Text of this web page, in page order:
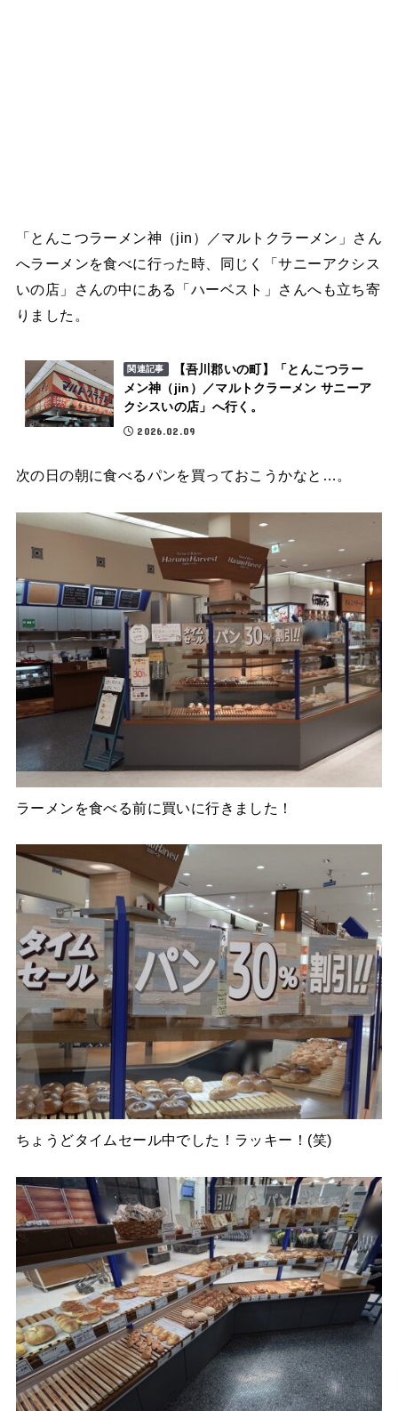
「とんこつラーメン神（jin）／マルトクラーメン」さん
へラーメンを食べに行った時、同じく「サニーアクシス
いの店」さんの中にある「ハーベスト」さんへも立ち寄
りました。
関連記事
【吾川郡いの町】「とんこつラー
メン神（jin）／マルトクラーメン サニーア
クシスいの店」へ行く。
2026.02.09
次の日の朝に食べるパンを買っておこうかなと…。
ラーメンを食べる前に買いに行きました！
ちょうどタイムセール中でした！ラッキー！(笑)